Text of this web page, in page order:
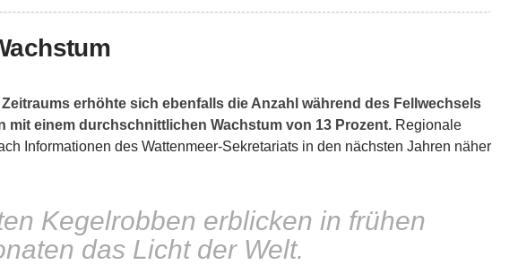
erhöhte sich ebenfalls die Anzahl während des Fellwechsels
mit einem durchschnittlichen Wachstum von 13 Prozent. Regionale
Informationen des Wattenmeer-Sekretariats in den nächsten Jahren näher
Kegelrobben erblicken in frühen
das Licht der Welt.